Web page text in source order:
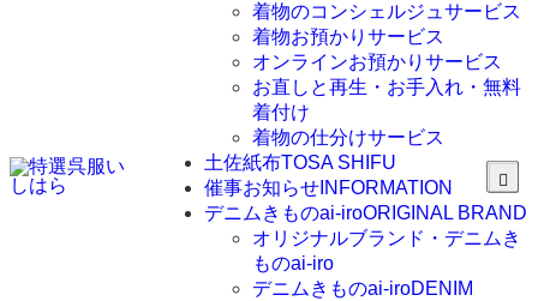
着物のコンシェルジュサービス
着物お預かりサービス
オンラインお預かりサービス
お直しと再生・お手入れ・無料
着付け
着物の仕分けサービス
土佐紙布TOSA SHIFU
催事お知らせINFORMATION
デニムきものai-iroORIGINAL BRAND
オリジナルブランド・デニムき
ものai-iro
デニムきものai-iroDENIM